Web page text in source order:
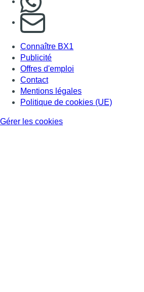
S'abonner à notre newsletter
Connaître BX1
Publicité
Offres d'emploi
Contact
Mentions légales
Politique de cookies (UE)
Gérer les cookies